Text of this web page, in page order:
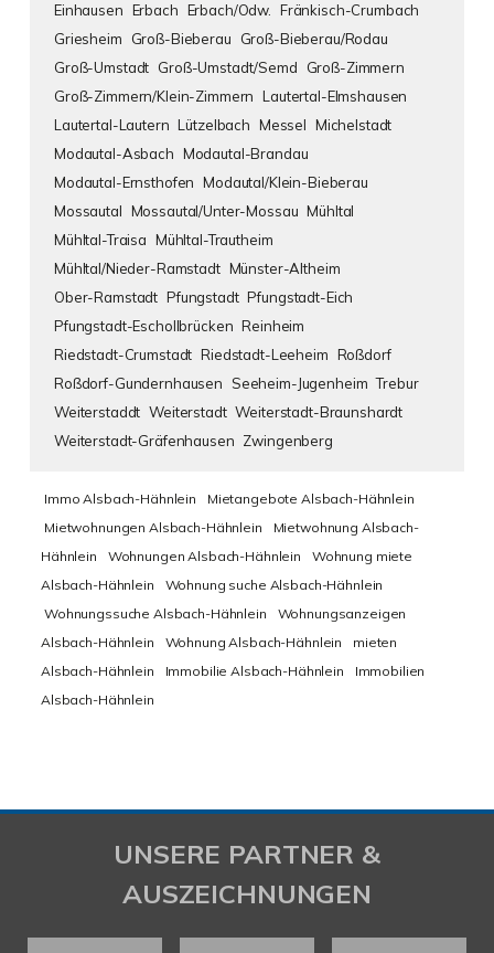
Einhausen Erbach Erbach/Odw.
Fränkisch-Crumbach
Griesheim
Groß-Bieberau
Groß-Bieberau/Rodau
Groß-Umstadt Groß-Umstadt/Semd
Groß-Zimmern
Groß-Zimmern/Klein-Zimmern Lautertal-Elmshausen
Lautertal-Lautern Lützelbach Messel Michelstadt
Modautal-Asbach Modautal-Brandau
Modautal-Ernsthofen Modautal/Klein-Bieberau
Mossautal Mossautal/Unter-Mossau Mühltal
Mühltal-Traisa Mühltal-Trautheim
Mühltal/Nieder-Ramstadt Münster-Altheim
Ober-Ramstadt Pfungstadt Pfungstadt-Eich
Pfungstadt-Eschollbrücken Reinheim
Riedstadt-Crumstadt Riedstadt-Leeheim Roßdorf
Roßdorf-Gundernhausen Seeheim-Jugenheim Trebur
Weiterstaddt Weiterstadt Weiterstadt-Braunshardt
Weiterstadt-Gräfenhausen Zwingenberg
Immo Alsbach-Hähnlein
Mietangebote Alsbach-Hähnlein
Mietwohnungen Alsbach-Hähnlein
Mietwohnung Alsbach-
Hähnlein
Wohnungen Alsbach-Hähnlein
Wohnung miete
Alsbach-Hähnlein
Wohnung suche Alsbach-Hähnlein
Wohnungssuche Alsbach-Hähnlein
Wohnungsanzeigen
Alsbach-Hähnlein
Wohnung Alsbach-Hähnlein
mieten
Alsbach-Hähnlein
Immobilie Alsbach-Hähnlein
Immobilien
Alsbach-Hähnlein
UNSERE PARTNER &
AUSZEICHNUNGEN